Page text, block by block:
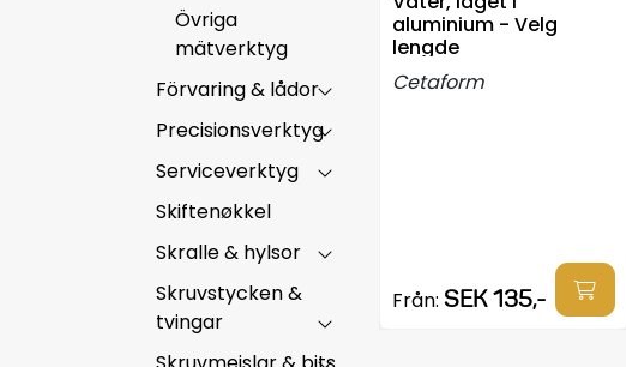
Övriga
mätverktyg
Förvaring & lådor
Precisionsverktyg
Serviceverktyg
Skiftenøkkel
Skralle & hylsor
Skruvstycken &
tvingar
aluminium - Velg
lengde
Cetaform
Från: SEK 135,-